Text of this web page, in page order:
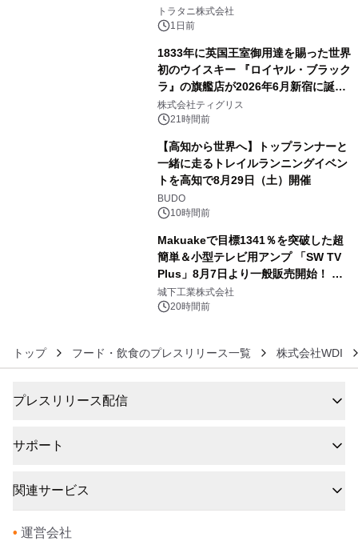
トラタニ株式会社
1日前
1833年に英国王室御用達を賜った世界
初のウイスキー 『ロイヤル・ブラック
ラ』の旗艦店が2026年6月新宿に誕
生 バカルディ ジャパンと連携した
没入型バー「BAR Arca」
株式会社ティグリス
21時間前
【高知から世界へ】トップランナーと
一緒に走るトレイルランニングイベン
トを高知で8月29日（土）開催
BUDO
10時間前
Makuakeで目標1341％を突破した超
簡単＆小型テレビ用アンプ 「SW TV
Plus」8月7日より一般販売開始！ ケ
ーブル1本つなぐだけ、テレビの音が
ぐっと豊かに
城下工業株式会社
20時間前
トップ フード・飲食のプレスリリース一覧 株式会社WDI
プレスリリース配信
サポート
関連サービス
• 運営会社